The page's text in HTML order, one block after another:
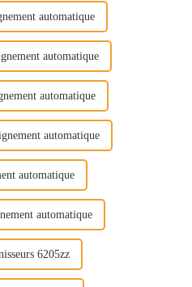
automatique
automatique
automatique
automatique
automatique
automatique
6205zz